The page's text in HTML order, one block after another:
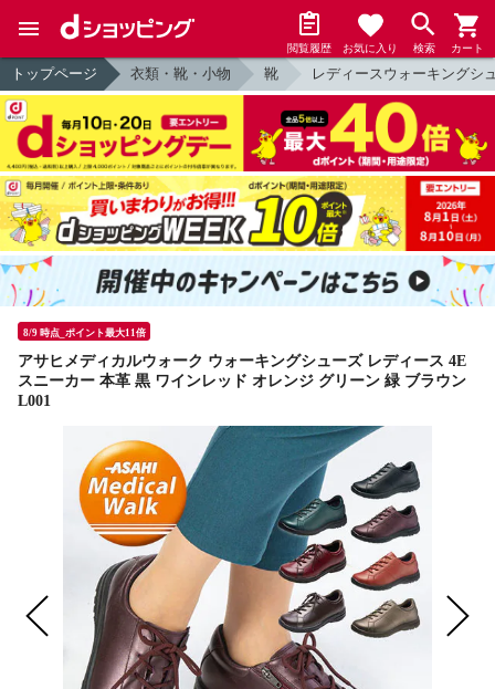
閲覧履歴 お気に入り 検索 カート
トップページ 衣類・靴・小物 靴 レディースウォーキングシ
8/9 時点_ポイント最大11倍
アサヒメディカルウォーク ウォーキングシューズ レディース 4E
スニーカー 本革 黒 ワインレッド オレンジ グリーン 緑 ブラウン
L001